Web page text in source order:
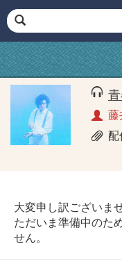
藤
配
大変申し訳ございま
ただいま準備中のた
せん。